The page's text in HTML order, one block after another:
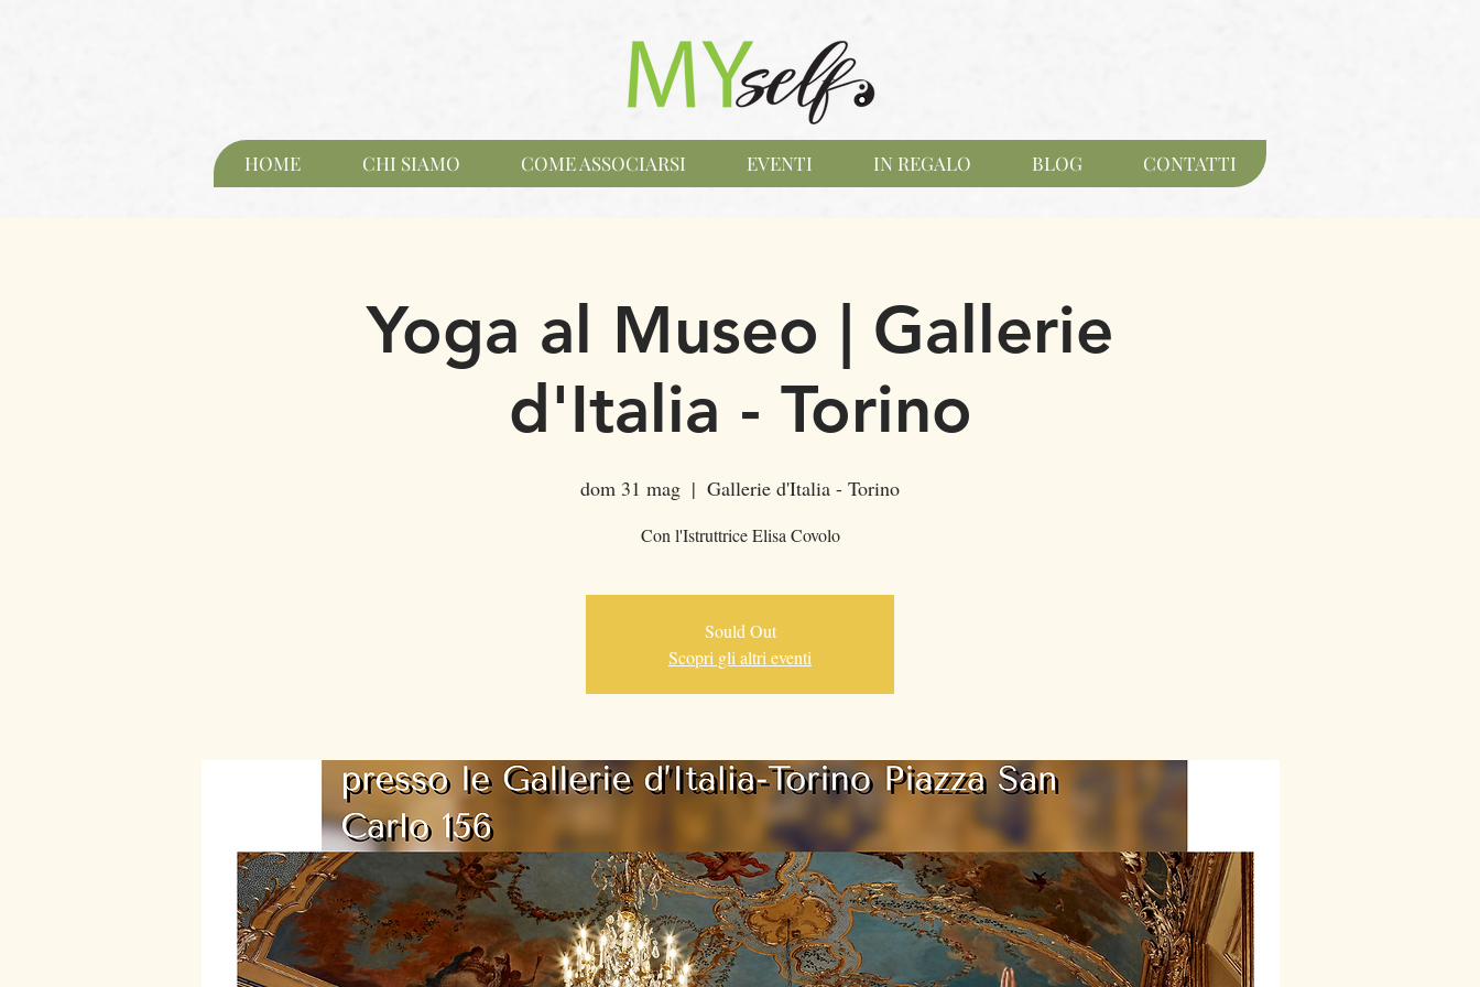
HOME CHI SIAMO COME ASSOCIARSI EVENTI IN REGALO BLOG CONTATTI
Yoga al Museo | Gallerie
d'Italia - Torino
dom 31 mag
  |
Gallerie d'Italia - Torino
Con l'Istruttrice Elisa Covolo
Sould Out
Scopri gli altri eventi